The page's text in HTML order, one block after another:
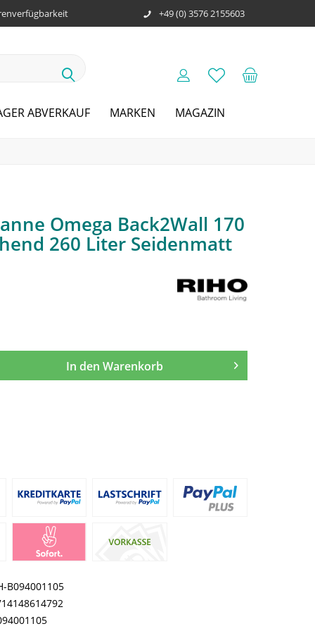
+49 (0) 3576 2155603
ABVERKAUF MARKEN MAGAZIN
Omega Back2Wall 170
260 Liter Seidenmatt
In den Warenkorb
B094001105